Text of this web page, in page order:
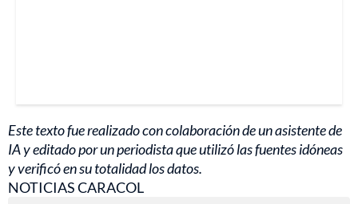
Este texto fue realizado con colaboración de un asistente de
IA y editado por un periodista que utilizó las fuentes idóneas
y verificó en su totalidad los datos.
NOTICIAS CARACOL